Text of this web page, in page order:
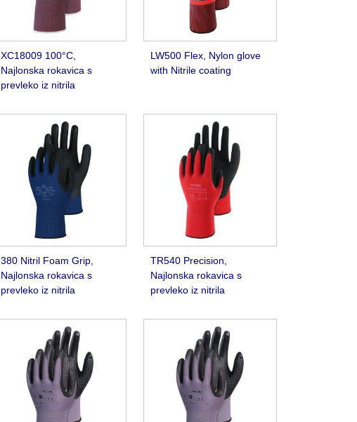
XC18009 100°C,
Najlonska rokavica s
prevleko iz nitrila
LW500 Flex, Nylon glove
with Nitrile coating
380 Nitril Foam Grip,
Najlonska rokavica s
prevleko iz nitrila
TR540 Precision,
Najlonska rokavica s
prevleko iz nitrila